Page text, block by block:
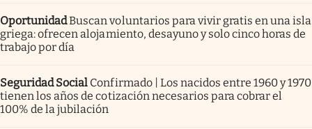
OportunidadBuscan voluntarios para vivir gratis en una isla
griega: ofrecen alojamiento, desayuno y solo cinco horas de
trabajo por día
Seguridad Social Confirmado | Los nacidos entre 1960 y 1970
tienen los años de cotización necesarios para cobrar el
100% de la jubilación